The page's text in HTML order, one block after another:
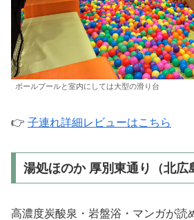
ボールプールと室内にしては大型の滑り台
👉 子連れ詳細レビューはこちら
湯処ほのか 厚別東通り（北広
高濃度炭酸泉・岩盤浴・マンガが読